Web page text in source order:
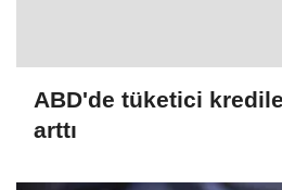
ABD'de tüketici
arttı